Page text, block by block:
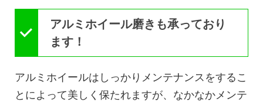
アルミホイール磨きも承っており
ます！
アルミホイールはしっかりメンテナンスをするこ
とによって美しく保たれますが、なかなかメンテ